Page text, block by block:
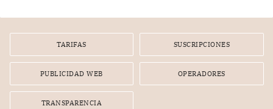
por la frustrada realización de un meet and greet con
TARIFAS SUSCRIPCIONES
PUBLICIDAD WEB OPERADORES
TRANSPARENCIA